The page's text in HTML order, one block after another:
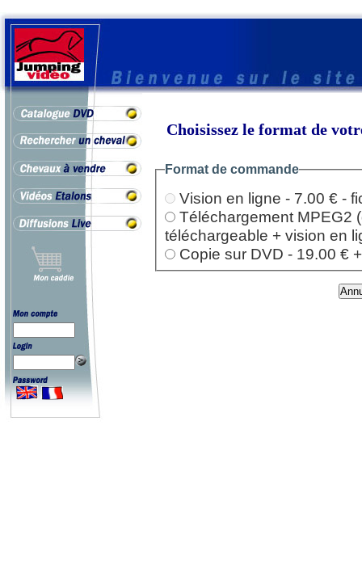
Choisissez le format de
Format de commande
Vision en ligne - 7.00 € -
Téléchargement MPEG2
téléchargeable + vision en
Copie sur DVD - 19.00 €